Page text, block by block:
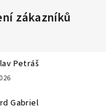
Petráš
Gabriel